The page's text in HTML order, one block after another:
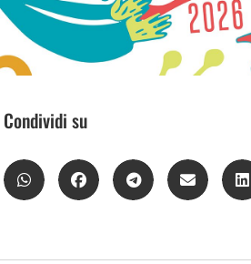
Condividi su